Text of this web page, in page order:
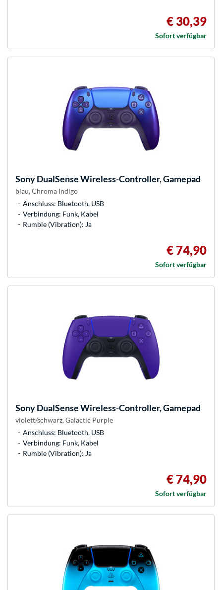
€ 30,39
Sofort verfügbar
SonyDualSense Wireless-Controller, Gamepad
blau, Chroma Indigo
Anschluss: Bluetooth, USB
Verbindung: Funk, Kabel
Rumble (Vibration): Ja
€ 74,90
Sofort verfügbar
SonyDualSense Wireless-Controller, Gamepad
violett/schwarz, Galactic Purple
Anschluss: Bluetooth, USB
Verbindung: Funk, Kabel
Rumble (Vibration): Ja
€ 74,90
Sofort verfügbar